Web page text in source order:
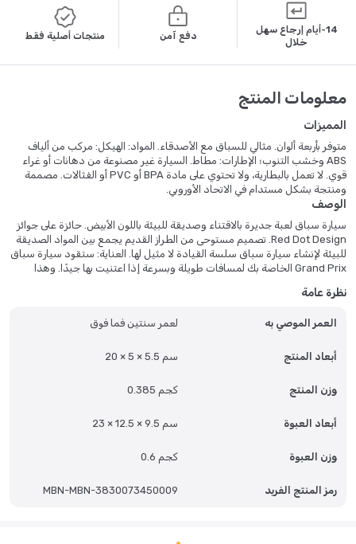
14-أيام إرجاع سهل
خلال
دفع آمن منتجات أصلية فقط
معلومات المنتج
المميزات
متوفر بأربعة ألوان. مثالي للسباق مع الأصدقاء. المواد: الهيكل: مركب من ألياف
ABS وخشب التنوب؛ الإطارات: مطاط. السيارة غير مصنوعة من دهانات أو غراء
قوي. لا تعمل بالبطارية، ولا تحتوي على مادة BPA أو PVC أو الفثالات. مصممة
ومنتجة بشكل مستدام في الاتحاد الأوروبي.
الوصف
سيارة سباق لعبة جديرة بالاقتناء وصديقة للبيئة باللون الأبيض. حائزة على جوائز
Red Dot Design. تصميم مستوحى من الطراز القديم يجمع بين المواد الصديقة
للبيئة لإنشاء سيارة سباق سلسة القيادة لا مثيل لها. العناية: ستقود سيارة سباق
Grand Prix الخاصة بك لمسافات طويلة وبسرعة إذا اعتنيت بها جيدًا. وهذا
بقطعة قماش مبللة. لا ينصح باستخدام المنظفات الكيميائية أو الكاشطة.
نظرة عامة
العمر الموصي به لعمر سنتين فما فوق
أبعاد المنتج 20 × 5 × 5.5 سم
وزن المنتج 0.385 كجم
أبعاد العبوة 23 × 12.5 × 9.5 سم
وزن العبوة 0.6 كجم
رمز المنتج الفريد MBN-MBN-3830073450009